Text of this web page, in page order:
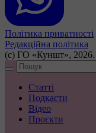
Політика приватності
Редакційна політика
(с) ГО «Куншт», 2026.
Статті
Подкасти
Відео
Проєкти